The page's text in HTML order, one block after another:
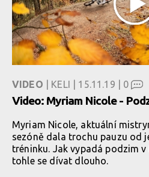
VIDEO | KELI | 15.11.19 | 0
Video: Myriam Nicole -
Myriam Nicole, aktuální
sezóně dala trochu pauzu od
tréninku. Jak vypadá podzim v
tohle se dívat dlouho.